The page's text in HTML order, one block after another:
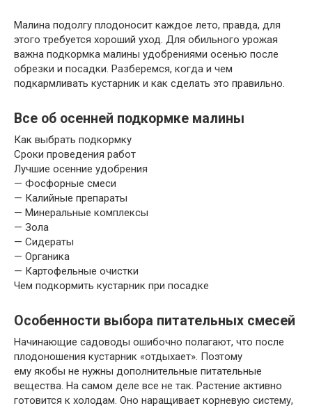
Малина подолгу плодоносит каждое лето, правда, для
этого требуется хороший уход. Для обильного урожая
важна подкормка малины удобрениями осенью после
обрезки и посадки. Разберемся, когда и чем
подкармливать кустарник и как сделать это правильно.
Все об осенней подкормке малины
Как выбрать подкормку
Сроки проведения работ
Лучшие осенние удобрения
— Фосфорные смеси
— Калийные препараты
— Минеральные комплексы
— Зола
— Сидераты
— Органика
— Картофельные очистки
Чем подкормить кустарник при посадке
Особенности выбора питательных смесей
Начинающие садоводы ошибочно полагают, что после
плодоношения кустарник «отдыхает». Поэтому
ему якобы не нужны дополнительные питательные
вещества. На самом деле все не так. Растение активно
готовится к холодам. Оно наращивает корневую систему,